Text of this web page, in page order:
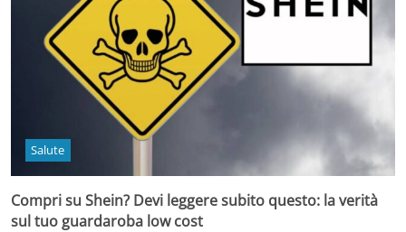
Salute
Compri su Shein? Devi leggere subito questo: la verità
sul tuo guardaroba low cost